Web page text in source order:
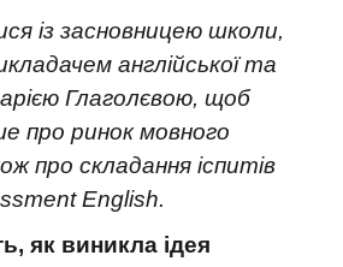
із засновницею школи,
англійської та
Глаголєвою, щоб
про ринок мовного
про складання іспитів
English.
як виникла ідея